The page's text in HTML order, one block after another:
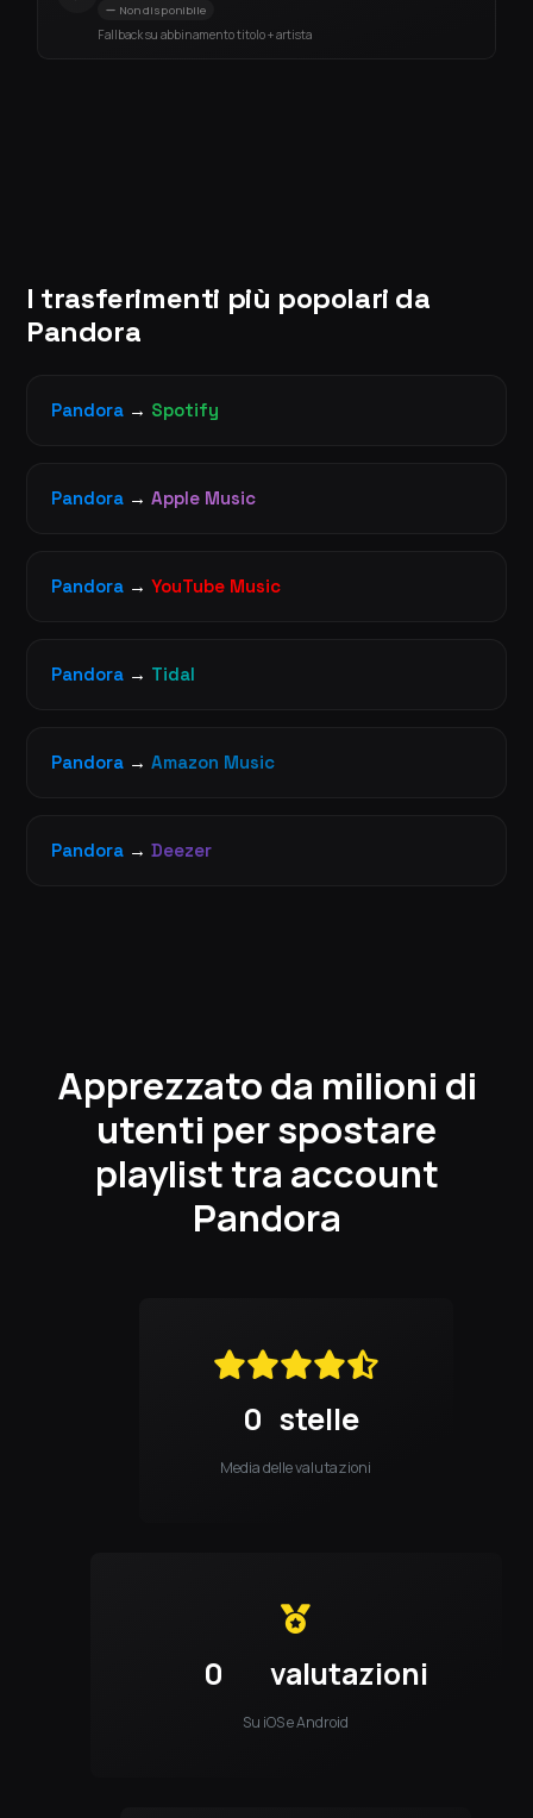
Non disponibile
Fallback su abbinamento titolo + artista
I trasferimenti più popolari da
Pandora
Pandora → Spotify
Pandora → Apple Music
Pandora → YouTube Music
Pandora → Tidal
Pandora → Amazon Music
Pandora → Deezer
Apprezzato da milioni di
utenti per spostare
playlist tra account
Pandora
0 stelle
Media delle valutazioni
0 valutazioni
Su iOS e Android